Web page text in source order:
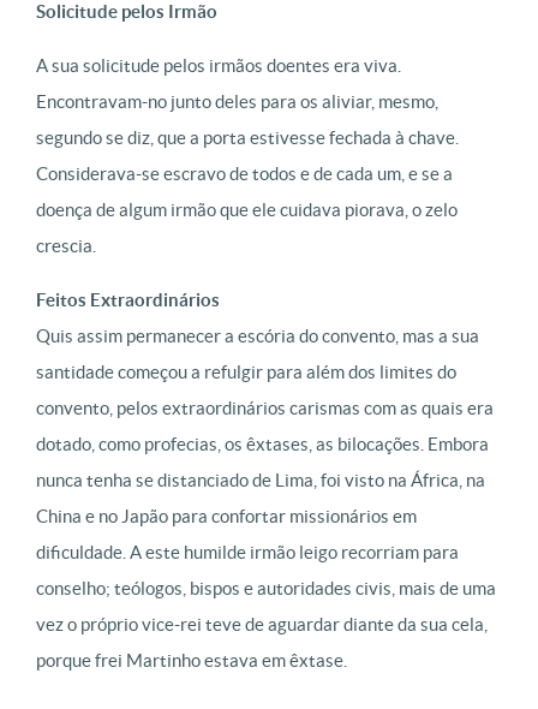
Solicitude pelos Irmão
A sua solicitude pelos irmãos doentes era viva.
Encontravam-no junto deles para os aliviar, mesmo,
segundo se diz, que a porta estivesse fechada à chave.
Considerava-se escravo de todos e de cada um, e se a
doença de algum irmão que ele cuidava piorava, o zelo
crescia.
Feitos Extraordinários
Quis assim permanecer a escória do convento, mas a sua
santidade começou a refulgir para além dos limites do
convento, pelos extraordinários carismas com as quais era
dotado, como profecias, os êxtases, as bilocações. Embora
nunca tenha se distanciado de Lima, foi visto na África, na
China e no Japão para confortar missionários em
dificuldade. A este humilde irmão leigo recorriam para
conselho; teólogos, bispos e autoridades civis, mais de uma
vez o próprio vice-rei teve de aguardar diante da sua cela,
porque frei Martinho estava em êxtase.